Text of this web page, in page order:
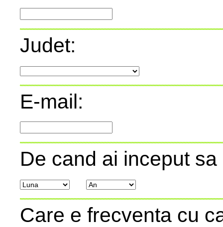
Judet:
E-mail:
De cand ai inceput
Care e frecventa cu